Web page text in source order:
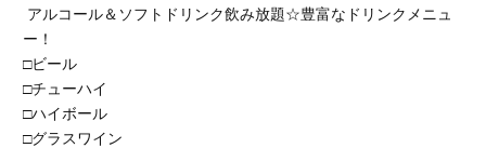
アルコール＆ソフトドリンク飲み放題☆豊富なドリンクメニュ
ー！
□ビール
□チューハイ
□ハイボール
□グラスワイン